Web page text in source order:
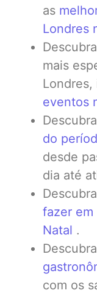
as
Londres
mais
eventos
Descubra
do
desde
dia até
fazer em
Natal .
com os